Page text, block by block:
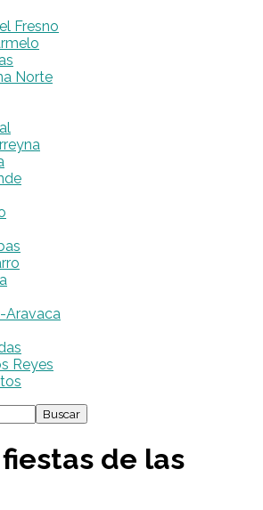
Fresno
Norte
Aravaca
Reyes
de las